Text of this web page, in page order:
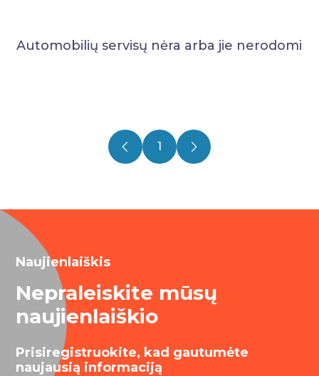
Automobilių servisų nėra arba jie nerodomi
1
Naujienlaiškis
Nepraleiskite mūsų
naujienlaiškio
Prisiregistruokite, kad gautumėte
naujausią informaciją